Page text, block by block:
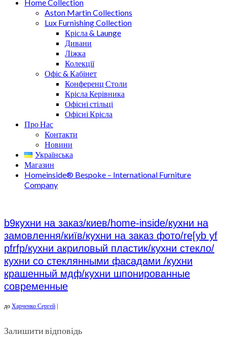
Home Collection
Aston Martin Collections
Lux Furnishing Collection
Крісла & Launge
Дивани
Ліжка
Колекції
Офіс & Кабінет
Конференц Столи
Крісла Керівника
Офісні стільці
Офісні Крісла
Про Нас
Контакти
Новини
Українська
Магазин
Homeinside® Bespoke – International Furniture
Company
b9кухни на заказ/киев/home-inside/кухни на
замовлення/київ/кухни на заказ фото/re[yb yf
pfrfp/кухни акриловый пластик/кухни стекло/
кухни со стеклянными фасадами /кухни
крашенный мдф/кухни шпонированные
современные
до Харченко Сергей
Залишити відповідь